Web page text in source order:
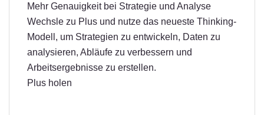
Mehr Genauigkeit bei Strategie und Analyse
Wechsle zu Plus und nutze das neueste Thinking-
Modell, um Strategien zu entwickeln, Daten zu
analysieren, Abläufe zu verbessern und
Arbeitsergebnisse zu erstellen.
Plus holen